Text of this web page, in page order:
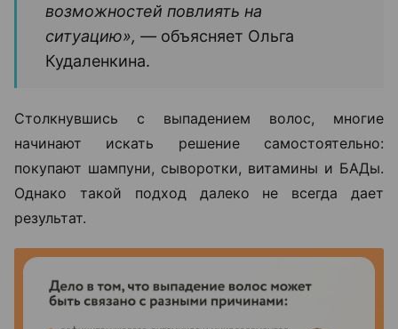
возможностей повлиять на
ситуацию», — объясняет Ольга
Кудаленкина.
Столкнувшись с выпадением волос, многие
начинают искать решение самостоятельно:
покупают шампуни, сыворотки, витамины и БАДы.
Однако такой подход далеко не всегда дает
результат.